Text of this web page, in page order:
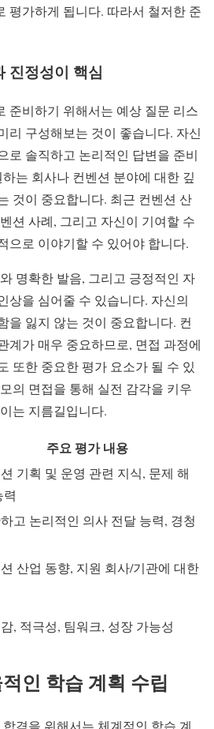
평가하게 됩니다. 따라서 철저한 준
진정성이 핵심
준비하기 위해서는 예상 질문 리스
리 구성해보는 것이 좋습니다. 자신
로 솔직하고 논리적인 답변을 준비
는 회사나 컨벤션 분야에 대한 깊
것이 중요합니다. 최근 컨벤션 산
션 사례, 그리고 자신이 기여할 수
으로 이야기할 수 있어야 합니다.
명확한 발음, 그리고 긍정적인 자
상을 심어줄 수 있습니다. 자신의
을 잃지 않는 것이 중요합니다. 컨
계가 매우 중요하므로, 면접 과정에
또한 중요한 평가 요소가 될 수 있
의 면접을 통해 실전 감각을 키우
는 지름길입니다.
주요 평가 내용
기획 및 운영 관련 지식, 문제 해
력
고 논리적인 의사 전달 능력, 경청
산업 동향, 지원 회사/기관에 대한
, 적극성, 팀워크, 성장 가능성
인 학습 계획 수립